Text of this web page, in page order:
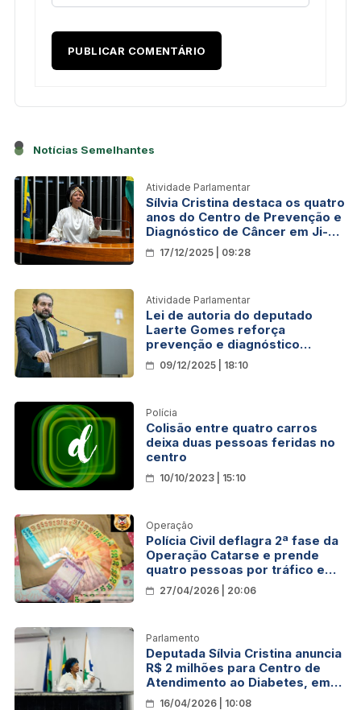
Notícias Semelhantes
Atividade Parlamentar
Sílvia Cristina destaca os quatro
anos do Centro de Prevenção e
Diagnóstico de Câncer em Ji-
Paraná
17/12/2025 | 09:28
Atividade Parlamentar
Lei de autoria do deputado
Laerte Gomes reforça
prevenção e diagnóstico
precoce do câncer de pele em
Rondônia
09/12/2025 | 18:10
Polícia
Colisão entre quatro carros
deixa duas pessoas feridas no
centro
10/10/2023 | 15:10
Operação
Polícia Civil deflagra 2ª fase da
Operação Catarse e prende
quatro pessoas por tráfico em
Alvorada do Oeste
27/04/2026 | 20:06
Parlamento
Deputada Sílvia Cristina anuncia
R$ 2 milhões para Centro de
Atendimento ao Diabetes, em
Ji-Paraná
16/04/2026 | 10:08